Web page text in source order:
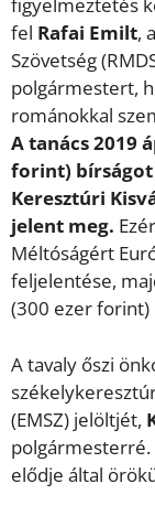
figyelmeztetés
fel Rafai Emilt,
Szövetség
polgármestert,
románokkal
A tanács 2019
forint)
Keresztúri
jelent meg.
Méltóságért
feljelentése,
(300 ezer
A tavaly őszi
(EMSZ) jelöltjét,
polgármesterré.
elődje által